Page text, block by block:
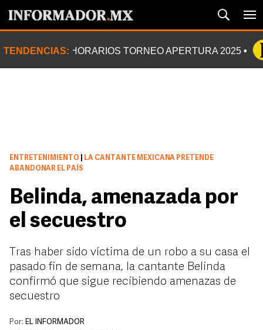
TENDENCIAS: HORARIOS TORNEO APERTURA 2025
ENTRETENIMIENTO
LA CANTANTE MEXICANA PRETENDE
ABANDONAR EL PAÍS
Belinda, amenazada por
el secuestro
Tras haber sido víctima de un robo a su casa el
pasado fin de semana, la cantante Belinda
confirmó que sigue recibiendo amenazas de
secuestro
Por: EL INFORMADOR